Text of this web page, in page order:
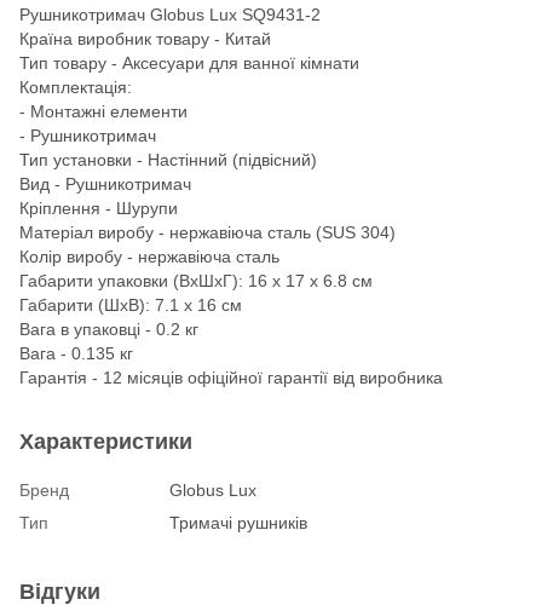
Рушникотримач Globus Lux SQ9431-2
Країна виробник товару - Китай
Тип товару - Аксесуари для ванної кімнати
Комплектація:
- Монтажні елементи
- Рушникотримач
Тип установки - Настінний (підвісний)
Вид - Рушникотримач
Кріплення - Шурупи
Матеріал виробу - нержавіюча сталь (SUS 304)
Колір виробу - нержавіюча сталь
Габарити упаковки (ВхШхГ): 16 х 17 х 6.8 см
Габарити (ШхВ): 7.1 х 16 см
Вага в упаковці - 0.2 кг
Вага - 0.135 кг
Гарантія - 12 місяців офіційної гарантії від виробника
Характеристики
Бренд
Globus Lux
Тип
Тримачі рушників
Відгуки